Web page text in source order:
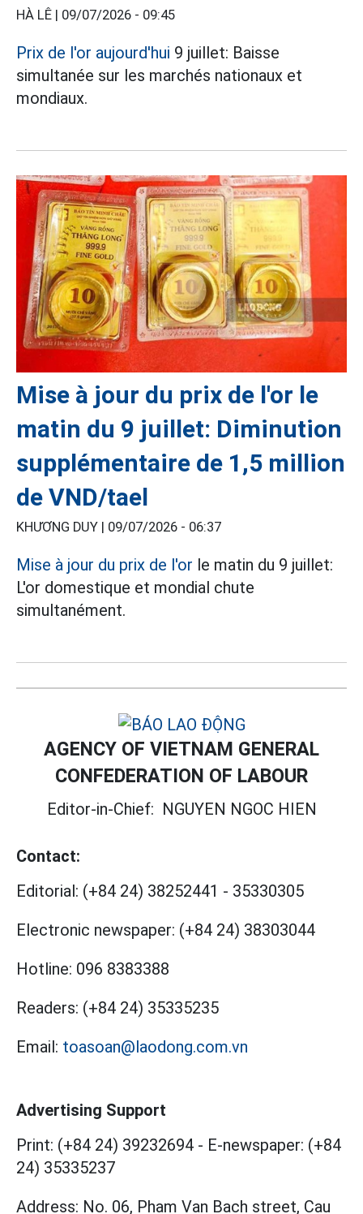
HÀ LÊ | 09/07/2026 - 09:45
Prix de l'or aujourd'hui 9 juillet: Baisse
simultanée sur les marchés nationaux et
mondiaux.
Mise à jour du prix de l'or le
matin du 9 juillet: Diminution
supplémentaire de 1,5 million
de VND/tael
KHƯƠNG DUY | 09/07/2026 - 06:37
Mise à jour du prix de l'or le matin du 9 juillet:
L'or domestique et mondial chute
simultanément.
AGENCY OF VIETNAM GENERAL
CONFEDERATION OF LABOUR
Editor-in-Chief: NGUYEN NGOC HIEN
Contact:
Editorial: (+84 24) 38252441 - 35330305
Electronic newspaper: (+84 24) 38303044
Hotline: 096 8383388
Readers: (+84 24) 35335235
Email: toasoan@laodong.com.vn
Advertising Support
Print: (+84 24) 39232694 - E-newspaper: (+84
24) 35335237
Address: No. 06, Pham Van Bach street, Cau